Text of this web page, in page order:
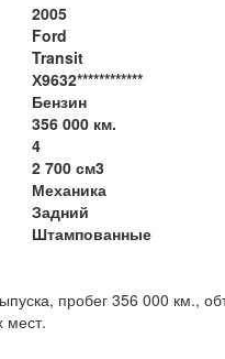
2005
Ford
Transit
Х9632************
Бензин
356 000 км.
4
2 700 см3
Механика
Задний
Штампованные
пробег 356 000 км.,
мест.